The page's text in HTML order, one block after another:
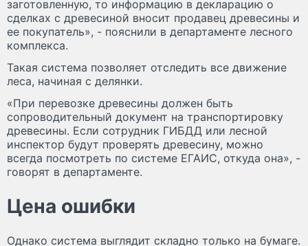
заготовленную, то информацию в декларацию о
сделках с древесиной вносит продавец древесины и
ее покупатель», - пояснили в департаменте лесного
комплекса.
Такая система позволяет отследить все движение
леса, начиная с делянки.
«При перевозке древесины должен быть
сопроводительный документ на транспортировку
древесины. Если сотрудник ГИБДД или лесной
инспектор будут проверять древесину, можно
всегда посмотреть по системе ЕГАИС, откуда она», -
говорят в департаменте.
Цена ошибки
Однако система выглядит складно только на бумаге.